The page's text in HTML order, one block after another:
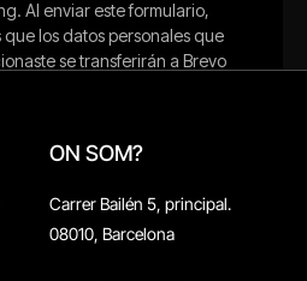
ON SOM?
Carrer Bailén 5, principal.
08010, Barcelona